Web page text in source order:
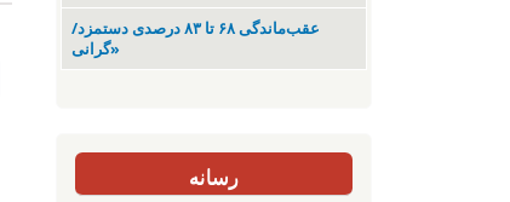
عقب‌ماندگی ۶۸ تا ۸۳ درصدی دستمزد/
«گرانی
رسانه